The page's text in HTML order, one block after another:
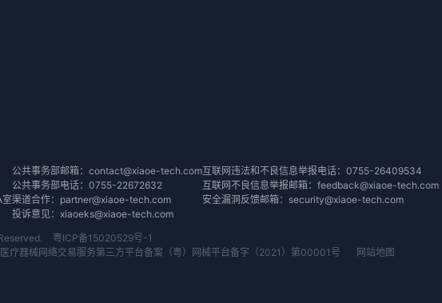
公共事务部邮箱：contact@xiaoe-tech.com
公共事务部电话：0755-22672632
渠道合作：partner@xiaoe-tech.com
投诉意见：xiaoeks@xiaoe-tech.com
互联网违法和不良信息举报电话：0755-26409534
互联网不良信息举报邮箱：feedback@xiaoe-tech.com
安全漏洞反馈邮箱：security@xiaoe-tech.com
粤ICP备15020529号-1
医疗器械网络交易服务第三方平台备案（粤）网械平台备字（2021）第00001号 网站地图